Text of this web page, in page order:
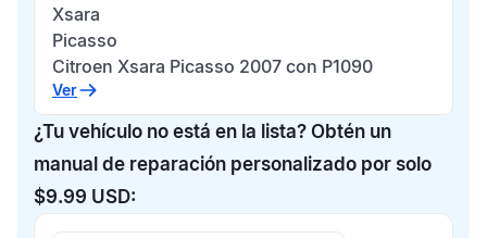
Xsara
Picasso
Citroen Xsara Picasso 2007 con P1090
Ver
¿Tu vehículo no está en la lista? Obtén un
manual de reparación personalizado por solo
$9.99 USD: